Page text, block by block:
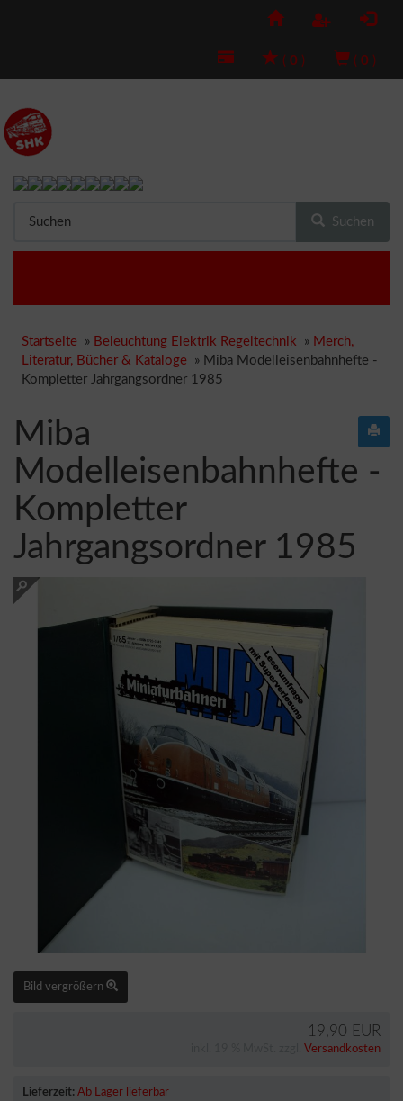
( 0 ) ( 0 )
Suchen
Startseite » Beleuchtung Elektrik Regeltechnik » Merch,
Literatur, Bücher & Kataloge » Miba Modelleisenbahnhefte -
Kompletter Jahrgangsordner 1985
Miba
Modelleisenbahnhefte -
Kompletter
Jahrgangsordner 1985
Bild vergrößern
19,90 EUR
Versandkosten
Lieferzeit: Ab Lager lieferbar